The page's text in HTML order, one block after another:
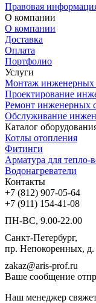
Правовая
О компании
О компании
Доставка
Оплата
Портфолио
Услуги
Монтаж инженерных
Проектирование
Ремонт инженерных
Обслуживание
Каталог
Котлы отопления
Фитинги
Арматура для тепло-
Водонагреватели
Контакты
+7 (812) 907-05-64
+7 (911) 154-41-08
ПН-ВС, 9.00-22.00
Санкт-Петербург,
пр. Непокоренных, д.
zakaz@aris-prof.ru
Ваше сообщение
Наш менеджер